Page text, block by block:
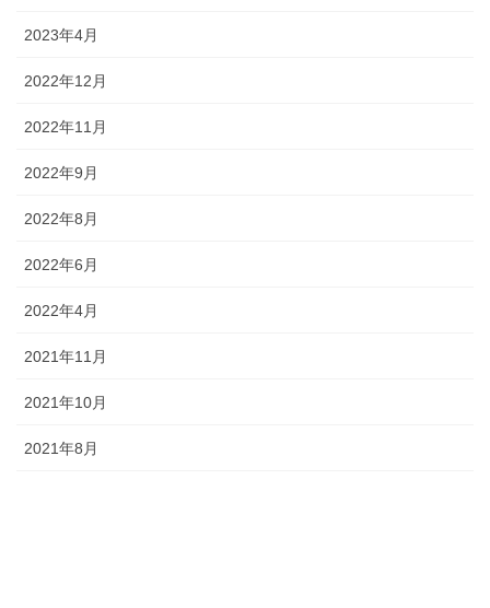
2023年4月
2022年12月
2022年11月
2022年9月
2022年8月
2022年6月
2022年4月
2021年11月
2021年10月
2021年8月